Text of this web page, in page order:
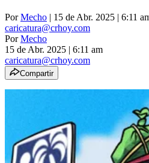
PorMecho | 15 de Abr. 2025 | 6:11
caricatura@crhoy.com
PorMecho
15 de Abr. 2025 | 6:11 am
caricatura@crhoy.com
Compartir